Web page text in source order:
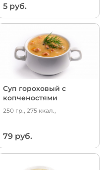
5 руб.
Суп гороховый с
копченостями
250 гр., 275 ккал.,
79 руб.